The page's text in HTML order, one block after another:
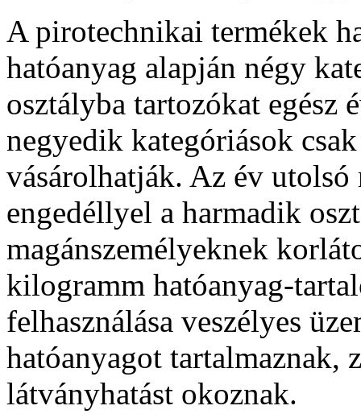
A pirotechnikai termékek
hatóanyag alapján négy
osztályba tartozókat egész
negyedik kategóriások
vásárolhatják. Az év
engedéllyel a harmadik
magánszemélyeknek
kilogramm hatóanyag-
felhasználása veszélyes
hatóanyagot tartalmaznak,
látványhatást okoznak.